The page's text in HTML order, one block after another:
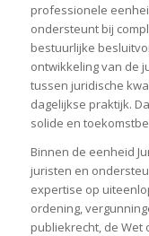
professionele
ondersteunt bij
bestuurlijke
ontwikkeling van de
tussen juridische
dagelijkse praktijk.
solide en
Binnen de eenheid
juristen en
expertise op
ordening,
publiekrecht, de